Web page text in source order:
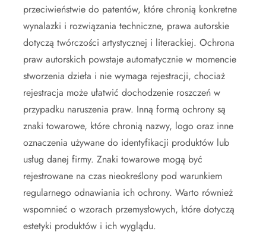
przeciwieństwie do patentów, które chronią konkretne
wynalazki i rozwiązania techniczne, prawa autorskie
dotyczą twórczości artystycznej i literackiej. Ochrona
praw autorskich powstaje automatycznie w momencie
stworzenia dzieła i nie wymaga rejestracji, chociaż
rejestracja może ułatwić dochodzenie roszczeń w
przypadku naruszenia praw. Inną formą ochrony są
znaki towarowe, które chronią nazwy, logo oraz inne
oznaczenia używane do identyfikacji produktów lub
usług danej firmy. Znaki towarowe mogą być
rejestrowane na czas nieokreślony pod warunkiem
regularnego odnawiania ich ochrony. Warto również
wspomnieć o wzorach przemysłowych, które dotyczą
estetyki produktów i ich wyglądu.